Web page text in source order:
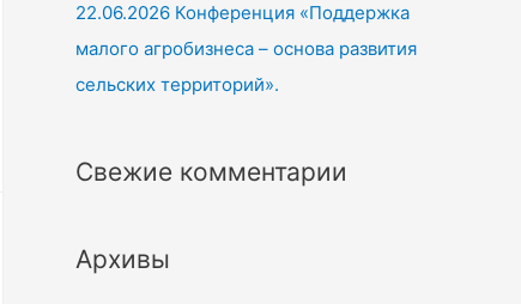
22.06.2026 Конференция «Поддержка
малого агробизнеса – основа развития
сельских территорий».
Свежие комментарии
Архивы